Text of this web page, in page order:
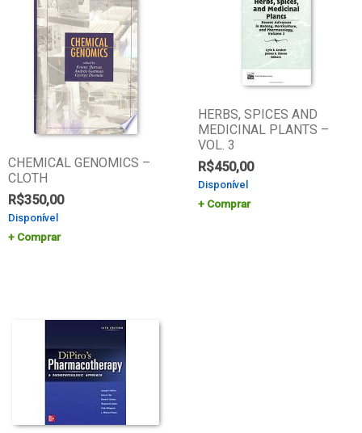
CHEMICAL GENOMICS –
CLOTH
R$350,00
Disponível
Comprar
HERBS, SPICES AND
MEDICINAL PLANTS –
VOL. 3
R$450,00
Disponível
Comprar